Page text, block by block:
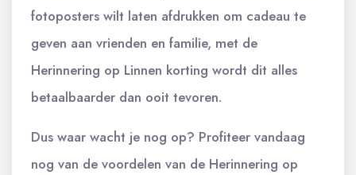
fotoposters wilt laten afdrukken om cadeau te
geven aan vrienden en familie, met de
Herinnering op Linnen korting wordt dit alles
betaalbaarder dan ooit tevoren.
Dus waar wacht je nog op? Profiteer vandaag
nog van de voordelen van de Herinnering op